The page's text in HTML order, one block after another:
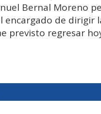
Bernal Moreno
encargado de dirigir
previsto regresar